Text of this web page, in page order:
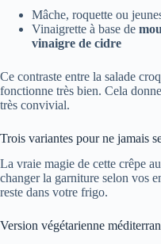
Mâche, roquette ou
Vinaigrette à base de
vinaigre de cidre
Ce contraste entre la salade
fonctionne très bien. Cela
très convivial.
Trois variantes pour ne jamais
La vraie magie de cette crêpe
changer la garniture selon vos
reste dans votre frigo.
Version végétarienne